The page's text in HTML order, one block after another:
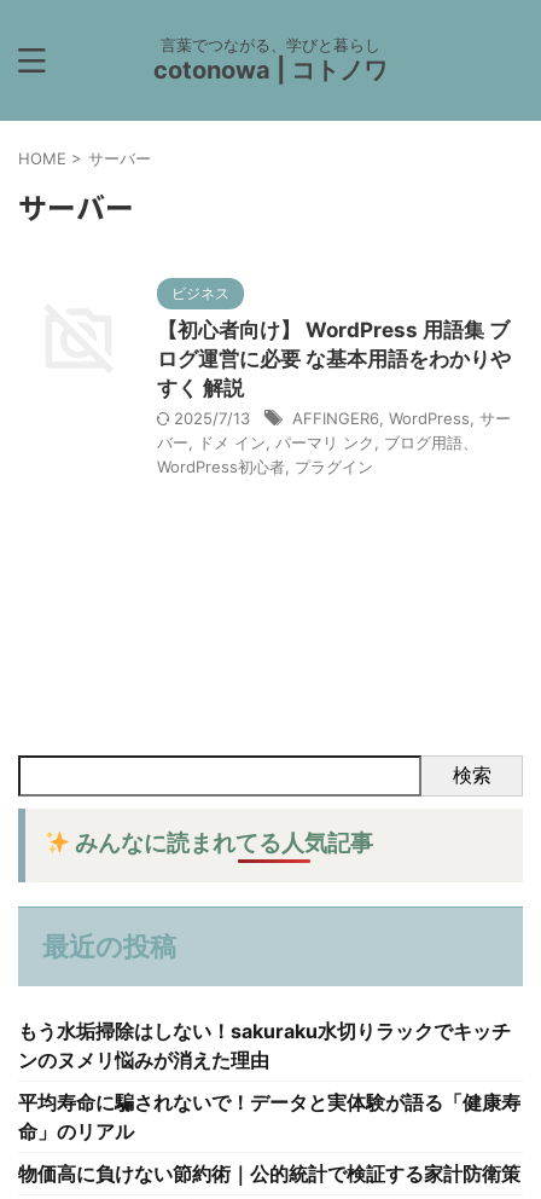
言葉でつながる、学びと暮らし
cotonowa | コトノワ
HOME > サーバー
サーバー
ビジネス
【初心者向け】 WordPress 用語集 ブ
ログ運営に必要 な基本用語をわかりや
すく 解説
2025/7/13 AFFINGER6 WordPress サー
バー
ドメ イン パーマリ ンク
ブログ用語、
WordPress初心者 プラグイン
検索
みんなに読まれてる人気記事
最近の投稿
もう水垢掃除はしない！sakuraku水切りラックでキッチ
ンのヌメリ悩みが消えた理由
平均寿命に騙されないで！データと実体験が語る「健康寿
命」のリアル
物価高に負けない節約術｜公的統計で検証する家計防衛策